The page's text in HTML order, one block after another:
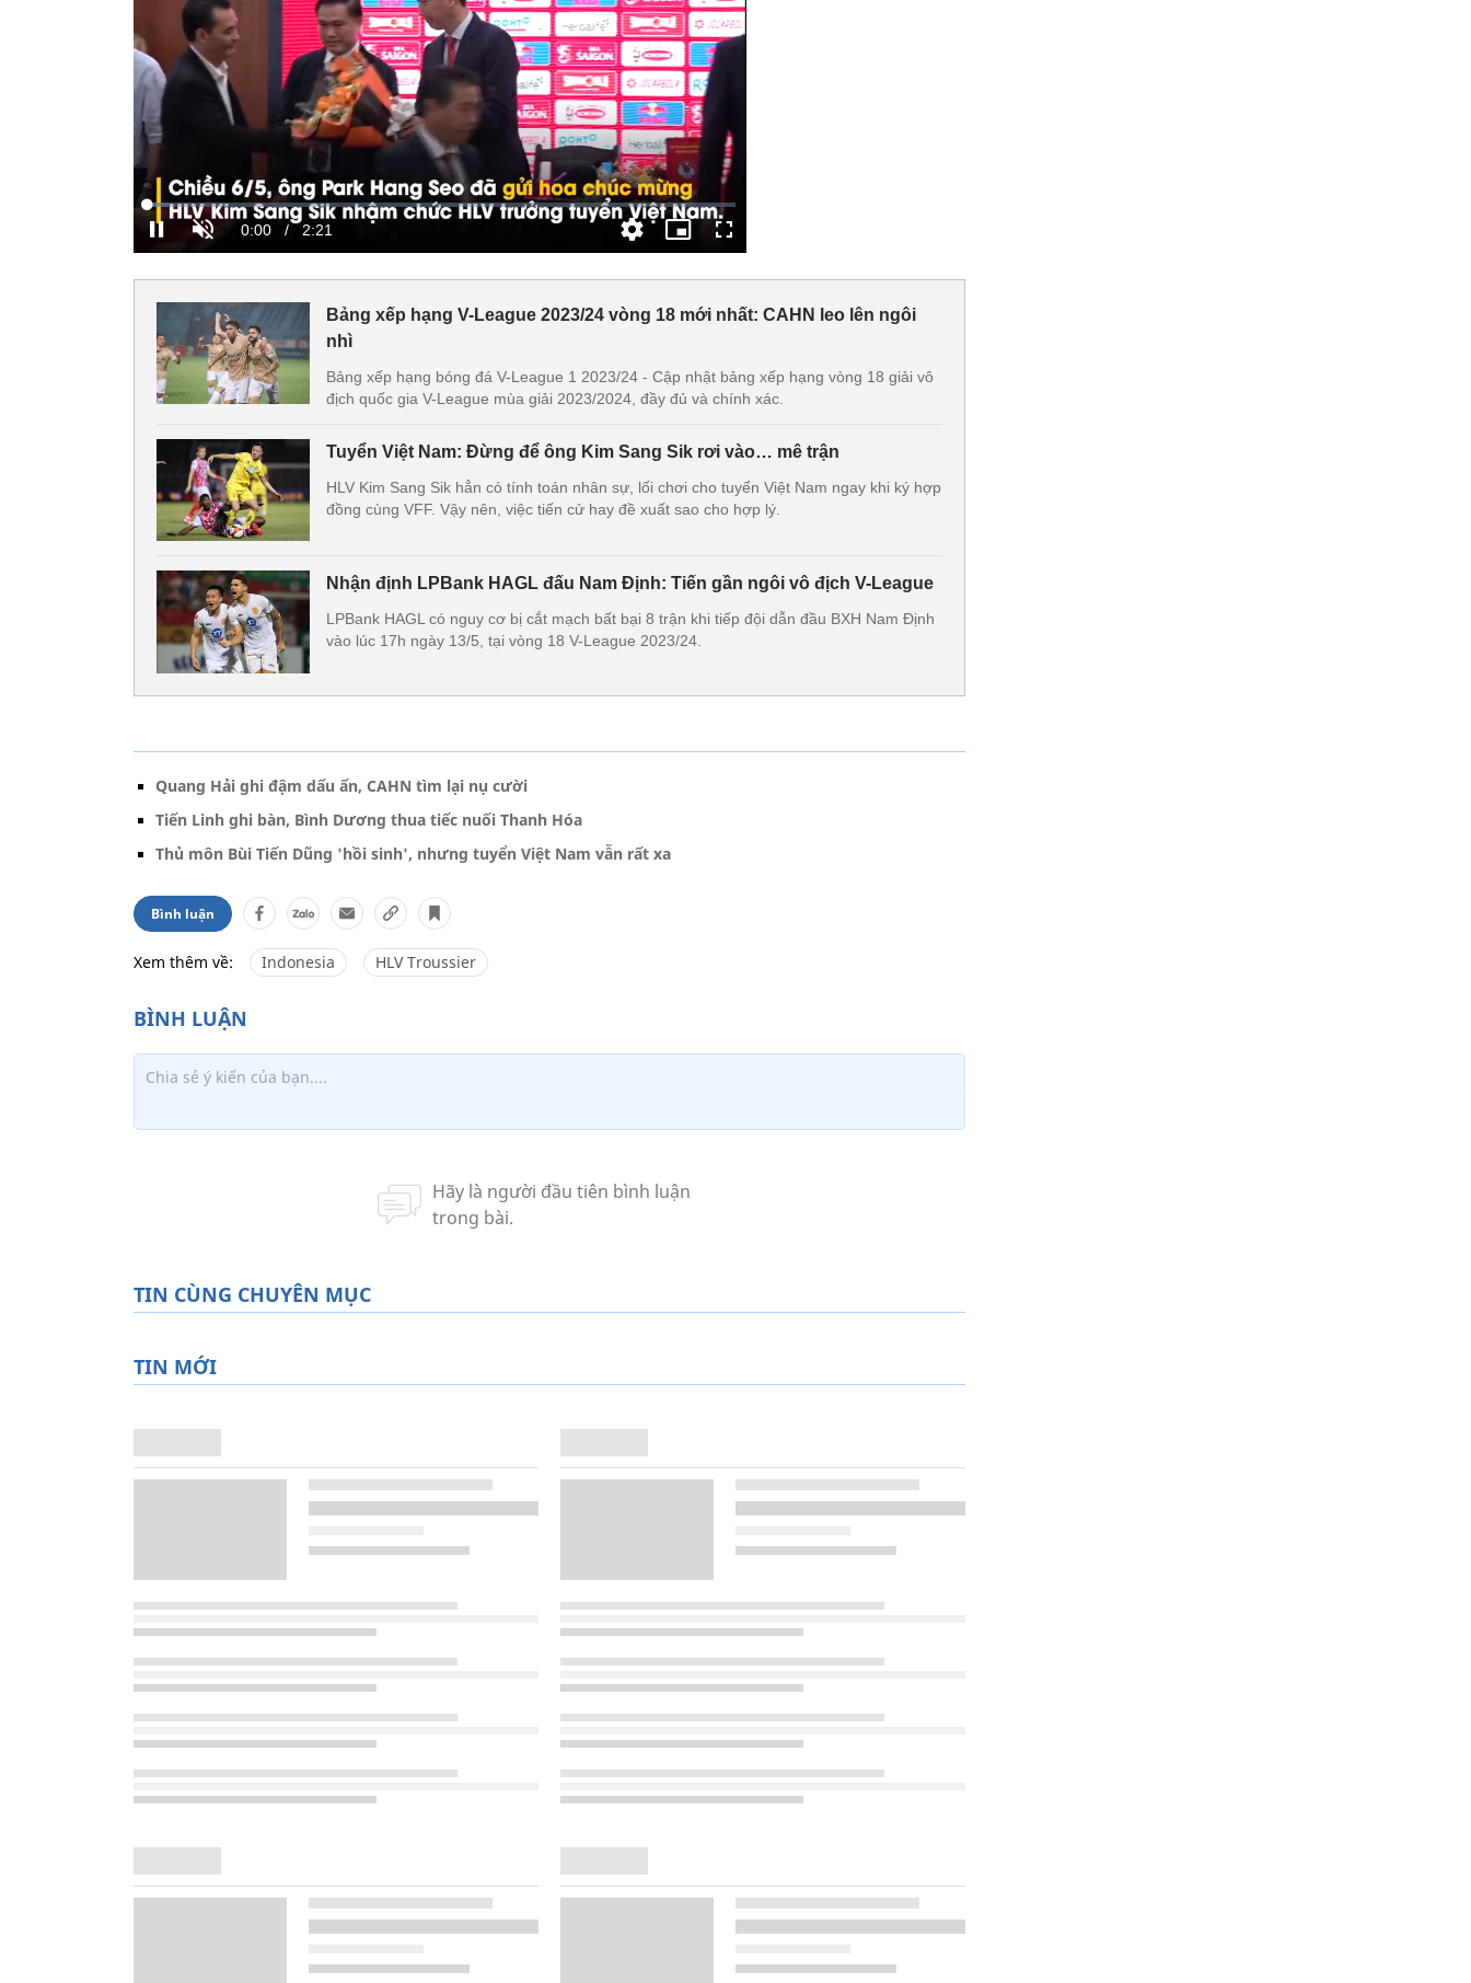
Bảng xếp hạng V-League 2023/24 vòng 18 mới nhất: CAHN leo lên ngôi
nhì
Bảng xếp hạng bóng đá V-League 1 2023/24 - Cập nhật bảng xếp hạng vòng 18 giải vô
địch quốc gia V-League mùa giải 2023/2024, đầy đủ và chính xác.
Tuyển Việt Nam: Đừng để ông Kim Sang Sik rơi vào… mê trận
HLV Kim Sang Sik hẳn có tính toán nhân sự, lối chơi cho tuyển Việt Nam ngay khi ký hợp
đồng cùng VFF. Vậy nên, việc tiến cử hay đề xuất sao cho hợp lý.
Nhận định LPBank HAGL đấu Nam Định: Tiến gần ngôi vô địch V-League
LPBank HAGL có nguy cơ bị cắt mạch bất bại 8 trận khi tiếp đội dẫn đầu BXH Nam Định
vào lúc 17h ngày 13/5, tại vòng 18 V-League 2023/24.
Quang Hải ghi đậm dấu ấn, CAHN tìm lại nụ cười
Tiến Linh ghi bàn, Bình Dương thua tiếc nuối Thanh Hóa
Thủ môn Bùi Tiến Dũng 'hồi sinh', nhưng tuyển Việt Nam vẫn rất xa
Bình luận
Xem thêm về: Indonesia HLV Troussier
TIN CÙNG CHUYÊN MỤC
TIN MỚI